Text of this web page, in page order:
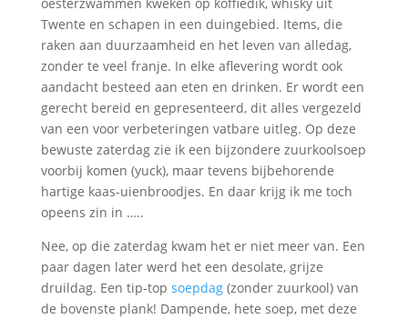
Twente en schapen in een duingebied. Items, die
raken aan duurzaamheid en het leven van alledag,
zonder te veel franje. In elke aflevering wordt ook
aandacht besteed aan eten en drinken. Er wordt een
gerecht bereid en gepresenteerd, dit alles vergezeld
van een voor verbeteringen vatbare uitleg. Op deze
bewuste zaterdag zie ik een bijzondere zuurkoolsoep
voorbij komen (yuck), maar tevens bijbehorende
hartige kaas-uienbroodjes. En daar krijg ik me toch
opeens zin in …..
Nee, op die zaterdag kwam het er niet meer van. Een
paar dagen later werd het een desolate, grijze
druildag. Een tip-top soepdag(zonder zuurkool) van
de bovenste plank! Dampende, hete soep, met deze